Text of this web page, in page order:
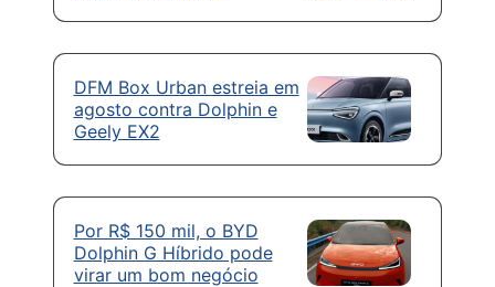
DFM Box Urban estreia em
agosto contra Dolphin e
Geely EX2
Por R$ 150 mil, o BYD
Dolphin G Híbrido pode
virar um bom negócio